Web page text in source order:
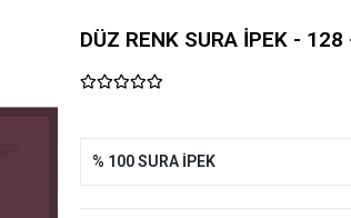
DÜZ RENK SURA İPEK -
% 100 SURA İPEK